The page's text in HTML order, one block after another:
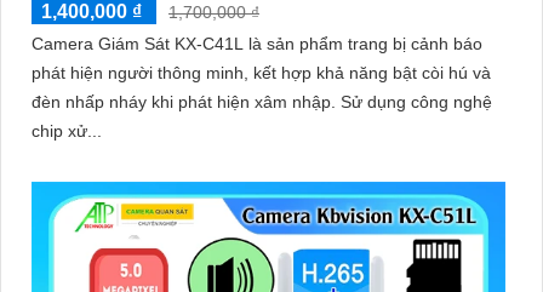
1,400,000 ₫
1,700,000 ₫
Camera Giám Sát KX-C41L là sản phẩm trang bị cảnh báo
phát hiện người thông minh, kết hợp khả năng bật còi hú và
đèn nhấp nháy khi phát hiện xâm nhập. Sử dụng công nghệ
chip xử...